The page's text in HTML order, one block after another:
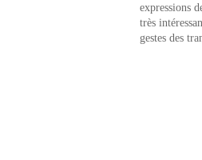
expressions
très
gestes des